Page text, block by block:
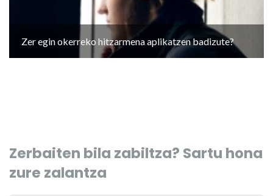
Zer egin okerreko hitzarmena aplikatzen badizute?
Zerbaiten bila zabiltza? Sartu hona
zure zalantza